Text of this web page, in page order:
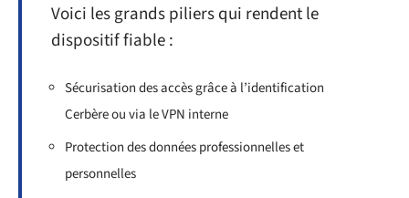
Voici les grands piliers qui rendent le
dispositif fiable :
Sécurisation des accès grâce à l’identification
Cerbère ou via le VPN interne
Protection des données professionnelles et
personnelles